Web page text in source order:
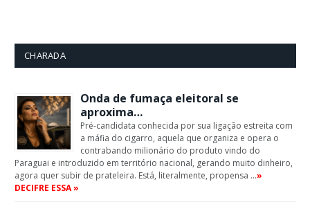
CHARADA
Onda de fumaça eleitoral se
aproxima…
Pré-candidata conhecida por sua ligação estreita com
a máfia do cigarro, aquela que organiza e opera o
contrabando milionário do produto vindo do
Paraguai e introduzido em território nacional, gerando muito dinheiro,
agora quer subir de prateleira. Está, literalmente, propensa …»
DECIFRE ESSA »